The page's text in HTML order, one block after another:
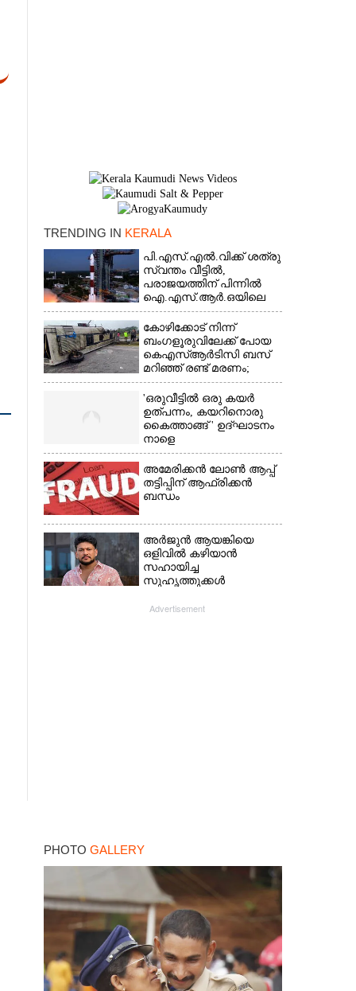
TRENDING IN KERALA
പി.എസ്.എൽ.വിക്ക് ശത്രു
സ്വന്തം വീട്ടിൽ,​
പരാജയത്തിന് പിന്നിൽ
ഐ.എസ്.ആർ.ഒയിലെ
ഉന്നതൻ
കോഴിക്കോട് നിന്ന്
ബംഗളൂരുവിലേക്ക് പോയ
കെഎസ്‌ആർടിസി ബസ്
മറിഞ്ഞ് രണ്ട് മരണം;
നിരവധിപേർ
ഗുരുതരാവസ്ഥയിൽ
'ഒരുവീട്ടിൽ ഒരു കയർ
ഉത്പന്നം, കയറിനൊരു
കൈത്താങ്ങ് ' ഉദ്ഘാടനം
നാളെ
അമേരിക്കൻ ലോൺ ആപ്പ്
തട്ടിപ്പിന് ആഫ്രിക്കൻ
ബന്ധം
അർജുൻ ആയങ്കിയെ
ഒളിവിൽ കഴിയാൻ
സഹായിച്ച
സുഹൃത്തുക്കൾ
പിടിയിലായത്
Advertisement
PHOTO GALLERY
×